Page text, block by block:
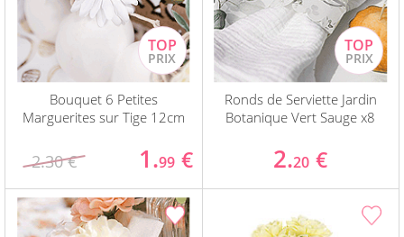
Bouquet 6 Petites
Marguerites sur Tige 12cm
2.30 € 1.99 €
Ronds de Serviette Jardin
Botanique Vert Sauge x8
2.20 €